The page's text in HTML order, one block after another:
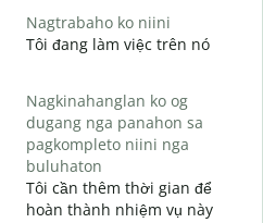
Nagtrabaho ko niini
Tôi đang làm việc trên nó
Nagkinahanglan ko og
dugang nga panahon sa
pagkompleto niini nga
buluhaton
Tôi cần thêm thời gian để
hoàn thành nhiệm vụ này